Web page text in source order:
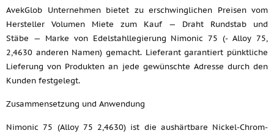
AvekGlob Unternehmen bietet zu erschwinglichen Preisen vom
Hersteller Volumen Miete zum Kauf — Draht Rundstab und
Stäbe — Marke von Edelstahllegierung Nimonic 75 (- Alloy 75,
2,4630 anderen Namen) gemacht. Lieferant garantiert pünktliche
Lieferung von Produkten an jede gewünschte Adresse durch den
Kunden festgelegt.
Zusammensetzung und Anwendung
Nimonic 75 (Alloy 75 2,4630) ist die aushärtbare Nickel-Chrom-